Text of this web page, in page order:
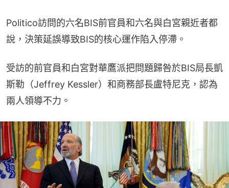
Politico訪問的六名BIS前官員和六名與白宮親近者都
說，決策延誤導致BIS的核心運作陷入停滯。
受訪的前官員和白宮對華鷹派把問題歸咎於BIS局長凱
斯勒（Jeffrey Kessler）和商務部長盧特尼克，認為
兩人領導不力。